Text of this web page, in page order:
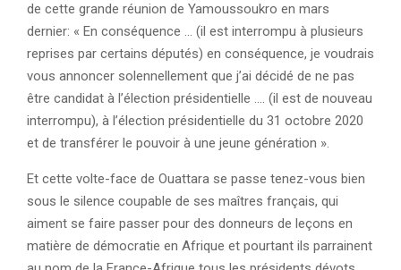
de cette grande réunion de Yamoussoukro en mars
dernier: « En conséquence … (il est interrompu à plusieurs
reprises par certains députés) en conséquence, je voudrais
vous annoncer solennellement que j’ai décidé de ne pas
être candidat à l’élection présidentielle …. (il est de nouveau
interrompu), à l’élection présidentielle du 31 octobre 2020
et de transférer le pouvoir à une jeune génération ».
Et cette volte-face de Ouattara se passe tenez-vous bien
sous le silence coupable de ses maîtres français, qui
aiment se faire passer pour des donneurs de leçons en
matière de démocratie en Afrique et pourtant ils parrainent